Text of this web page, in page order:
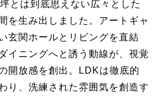
とは到底思えない広々とした
を生み出しました。アートギャ
玄関ホールとリビングを直結
イニングへと誘う動線が、視覚
開放感を創出。LDKは徹底的
り、洗練された雰囲気を創造す